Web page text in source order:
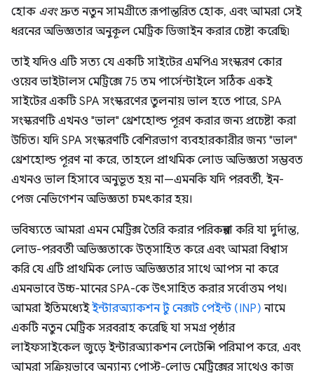
হোক এবংদ্রুত নতুন সামগ্রীতে রূপান্তরিত হোক, এবং আমরা সেই
ধরনের অভিজ্ঞতার অনুকূল মেট্রিক ডিজাইন করার চেষ্টা করেছি৷
তাই যদিও এটি সত্য যে একটি সাইটের এমপিএ সংস্করণ কোর
ওয়েব ভাইটালস মেট্রিক্সে 75 তম পার্সেন্টাইলে সঠিক একই
সাইটের একটি SPA সংস্করণের তুলনায় ভাল হতে পারে, SPA
সংস্করণটি এখনও "ভাল" থ্রেশহোল্ড পূরণ করার জন্য প্রচেষ্টা করা
উচিত। যদি SPA সংস্করণটি বেশিরভাগ ব্যবহারকারীর জন্য "ভাল"
থ্রেশহোল্ড পূরণ না করে, তাহলে প্রাথমিক লোড অভিজ্ঞতা সম্ভবত
এখনও ভাল হিসাবে অনুভূত হয় না—এমনকি যদি পরবর্তী, ইন-
পেজ নেভিগেশন অভিজ্ঞতা চমৎকার হয়।
ভবিষ্যতে আমরা এমন মেট্রিক্স তৈরি করার পরিকল্পনা করি যা দুর্দান্ত,
লোড-পরবর্তী অভিজ্ঞতাকে উত্সাহিত করে এবং আমরা বিশ্বাস
করি যে এটি প্রাথমিক লোড অভিজ্ঞতার সাথে আপস না করে
এমনভাবে উচ্চ-মানের SPA-কে উৎসাহিত করার সর্বোত্তম পথ।
আমরা ইতিমধ্যেইইন্টারঅ্যাকশন টু নেক্সট পেইন্ট (INP) নামে
একটি নতুন মেট্রিক সরবরাহ করেছি যা সমগ্র পৃষ্ঠার
লাইফসাইকেল জুড়ে ইন্টারঅ্যাকশন লেটেন্সি পরিমাপ করে, এবং
আমরা সক্রিয়ভাবে অন্যান্য পোস্ট-লোড মেট্রিক্সের সাথেও কাজ